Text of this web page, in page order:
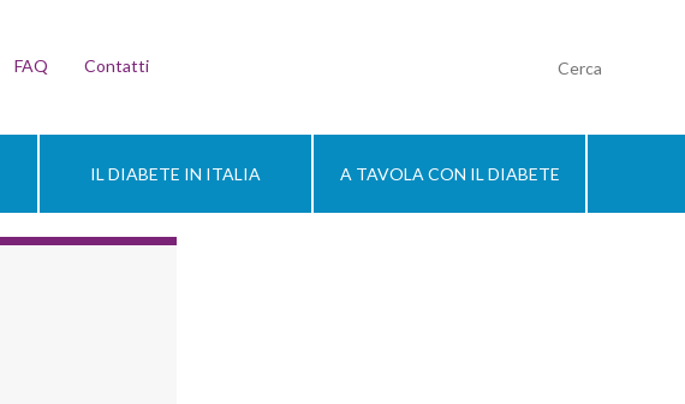
FAQ Contatti
IL DIABETE IN ITALIA A TAVOLA CON IL DIABETE